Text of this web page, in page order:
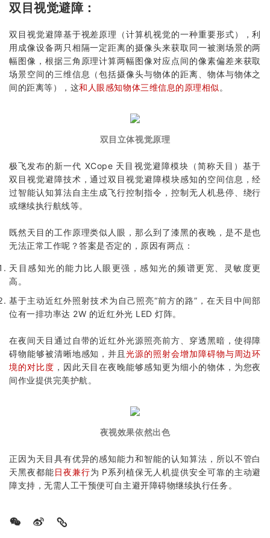
双目视觉避障：
双目视觉避障基于视差原理（计算机视觉的一种重要形式），利
用成像设备两只相隔一定距离的摄像头来获取同一被测场景的两
幅图像，根据三角原理计算两幅图像对应点间的像素偏差来获取
场景空间的三维信息（包括摄像头与物体的距离、物体与物体之
间的距离等），这和人眼感知物体三维信息的原理相似 。
双目立体视觉原理
极飞发布的新一代 XCope 天目视觉避障模块（简称天目）基于
双目视觉避障技术，通过双目视觉避障模块感知的空间信息，经
过智能认知算法自主生成飞行控制指令，控制无人机悬停、绕行
或继续执行航线等。
既然天目的工作原理类似人眼，那么到了漆黑的夜晚，是不是也
无法正常工作呢？答案是否定的，原因有两点：
天目感知光的能力比人眼更强，感知光的频谱更宽、灵敏度更
高。
基于主动近红外照射技术为自己照亮“前方的路”，在天目中间部
位有一排功率达 2W 的近红外光 LED 灯阵。
在夜间天目通过自带的近红外光源照亮前方、穿透黑暗，使得障
碍物能够被清晰地感知，并且光源的照射会增加障碍物与周边环
境的对比度 ，因此天目在夜晚能够感知更为细小的物体，为您夜
间作业提供完美护航。
夜视效果依然出色
正因为天目具有优异的感知能力和智能的认知算法，所以不管白
天黑夜都能日夜兼行为 P系列植保无人机提供安全可靠的主动避
障支持，无需人工干预便可自主避开障碍物继续执行任务。